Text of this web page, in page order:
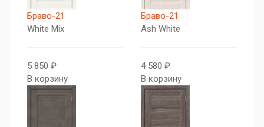
Браво-21
White Mix
5 850 ₽
В корзину
Браво-21
Ash White
4 580 ₽
В корзину